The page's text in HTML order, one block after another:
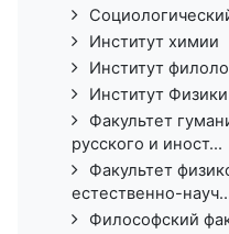
Институт химии
Институт
Институт Физики
Факультет
русского и иност...
Факультет
естественно-
Философский